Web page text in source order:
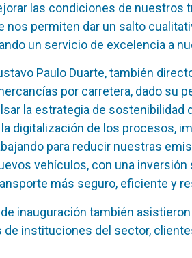
las condiciones de nuestros
nos permiten dar un salto
un servicio de excelencia a
Paulo Duarte, también
por carretera, dado su
la estrategia de sostenibilidad
digitalización de los procesos,
para reducir nuestras
vehículos, con una
más seguro, eficiente y
inauguración también
instituciones del sector,